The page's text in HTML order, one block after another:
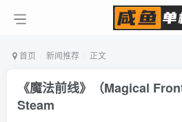
首页 新闻推荐 正文
《魔法前线》（Magical
Steam